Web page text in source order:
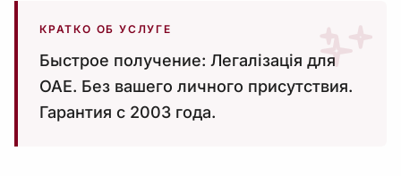
КРАТКО ОБ УСЛУГЕ
Быстрое получение: Легалізація для
ОАЕ. Без вашего личного присутствия.
Гарантия с 2003 года.